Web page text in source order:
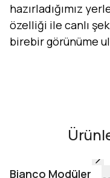
hazırladığımız
özelliği ile canlı
birebir görünüme
Bianco Modüler